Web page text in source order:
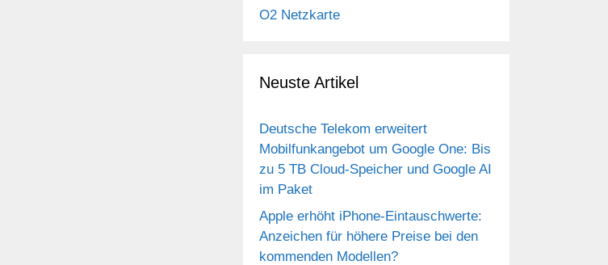
O2 Netzkarte
Neuste Artikel
Deutsche Telekom erweitert
Mobilfunkangebot um Google One: Bis
zu 5 TB Cloud-Speicher und Google AI
im Paket
Apple erhöht iPhone-Eintauschwerte:
Anzeichen für höhere Preise bei den
kommenden Modellen?